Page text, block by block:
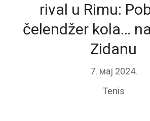
rival u Rimu:
čelendžer kola…
Zidanu
7. мај 2024.
Tenis